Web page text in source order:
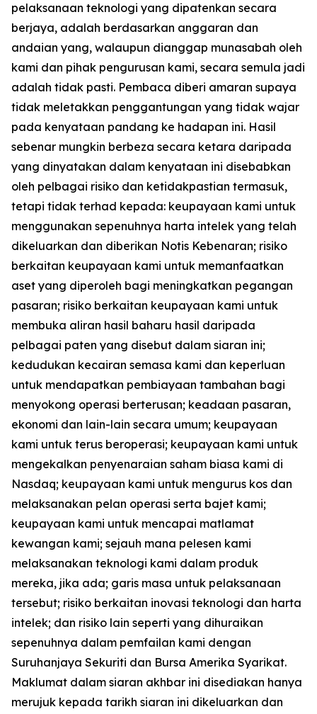
pelaksanaan teknologi yang dipatenkan secara
berjaya, adalah berdasarkan anggaran dan
andaian yang, walaupun dianggap munasabah oleh
kami dan pihak pengurusan kami, secara semula jadi
adalah tidak pasti. Pembaca diberi amaran supaya
tidak meletakkan penggantungan yang tidak wajar
pada kenyataan pandang ke hadapan ini. Hasil
sebenar mungkin berbeza secara ketara daripada
yang dinyatakan dalam kenyataan ini disebabkan
oleh pelbagai risiko dan ketidakpastian termasuk,
tetapi tidak terhad kepada: keupayaan kami untuk
menggunakan sepenuhnya harta intelek yang telah
dikeluarkan dan diberikan Notis Kebenaran; risiko
berkaitan keupayaan kami untuk memanfaatkan
aset yang diperoleh bagi meningkatkan pegangan
pasaran; risiko berkaitan keupayaan kami untuk
membuka aliran hasil baharu hasil daripada
pelbagai paten yang disebut dalam siaran ini;
kedudukan kecairan semasa kami dan keperluan
untuk mendapatkan pembiayaan tambahan bagi
menyokong operasi berterusan; keadaan pasaran,
ekonomi dan lain-lain secara umum; keupayaan
kami untuk terus beroperasi; keupayaan kami untuk
mengekalkan penyenaraian saham biasa kami di
Nasdaq; keupayaan kami untuk mengurus kos dan
melaksanakan pelan operasi serta bajet kami;
keupayaan kami untuk mencapai matlamat
kewangan kami; sejauh mana pelesen kami
melaksanakan teknologi kami dalam produk
mereka, jika ada; garis masa untuk pelaksanaan
tersebut; risiko berkaitan inovasi teknologi dan harta
intelek; dan risiko lain seperti yang dihuraikan
sepenuhnya dalam pemfailan kami dengan
Suruhanjaya Sekuriti dan Bursa Amerika Syarikat.
Maklumat dalam siaran akhbar ini disediakan hanya
merujuk kepada tarikh siaran ini dikeluarkan dan